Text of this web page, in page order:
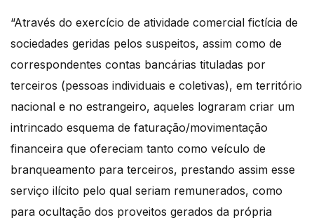
“Através do exercício de atividade comercial fictícia de
sociedades geridas pelos suspeitos, assim como de
correspondentes contas bancárias tituladas por
terceiros (pessoas individuais e coletivas), em território
nacional e no estrangeiro, aqueles lograram criar um
intrincado esquema de faturação/movimentação
financeira que ofereciam tanto como veículo de
branqueamento para terceiros, prestando assim esse
serviço ilícito pelo qual seriam remunerados, como
para ocultação dos proveitos gerados da própria